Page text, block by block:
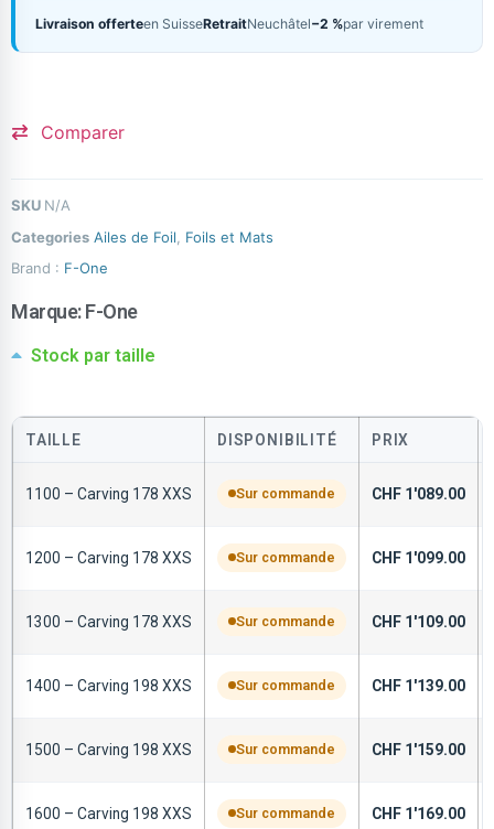
Livraison offerteen SuisseRetraitNeuchâtel−2 %par virement
Comparer
SKU N/A
Categories Ailes de Foil
Foils et Mats
Brand : F-One
Marque:F-One
Stock par taille
TAILLE DISPONIBILITÉ PRIX
1100 – Carving 178 XXS Sur commande CHF 1'089.00
1200 – Carving 178 XXS Sur commande CHF 1'099.00
1300 – Carving 178 XXS Sur commande CHF 1'109.00
1400 – Carving 198 XXS Sur commande CHF 1'139.00
1500 – Carving 198 XXS Sur commande CHF 1'159.00
1600 – Carving 198 XXS Sur commande CHF 1'169.00